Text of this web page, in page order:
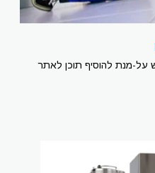
על-מנת להוסיף תוכן לאתר